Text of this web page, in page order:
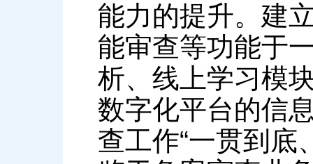
能力的提升。建
能审查等功能于
析、线上学习模
数字化平台的信
查工作“一贯到底